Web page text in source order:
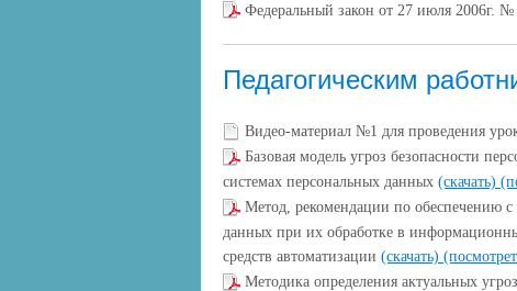
Федеральный закон от 27 июля 2006г.
Педагогическим
Видео-материал №1 для проведения
Базовая модель угроз безопасности
системах персональных данных (скачать)
Метод, рекомендации по обеспечению
данных при их обработке в
средств автоматизации (скачать)
Методика определения актуальных